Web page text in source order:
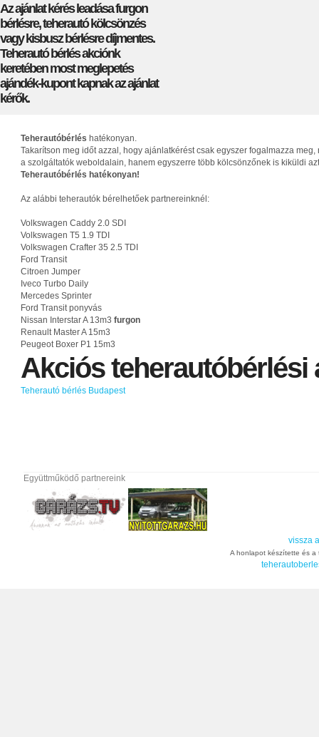
Az ajánlat kérés leadása furgon
bérlésre, teherautó kölcsönzés
vagy kisbusz bérlésre díjmentes.
Teherautó bérlés akciónk
keretében most meglepetés
ajándék-kupont kapnak az ajánlat
kérők.
Teherautóbérlés hatékonyan.
Takarítson meg időt azzal, hogy ajánlatkérést csak egyszer fogalmazza
a szolgáltatók weboldalain, hanem egyszerre több kölcsönzőnek is kiküldi
Teherautóbérlés hatékonyan!
Az alábbi teherautók bérelhetőek partnereinknél:
Volkswagen Caddy 2.0 SDI
Volkswagen T5 1.9 TDI
Volkswagen Crafter 35 2.5 TDI
Ford Transit
Citroen Jumper
Iveco Turbo Daily
Mercedes Sprinter
Ford Transit ponyvás
Nissan Interstar A 13m3 furgon
Renault Master A 15m3
Peugeot Boxer P1 15m3
Akciósteherautóbérlési
Teherautó bérlés Budapest
Együttműködő partnereink
vissza
A honlapot készítette és